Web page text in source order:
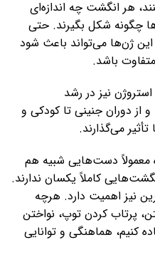
هر انگشت چه اندازه‌ای
چگونه شکل بگیرند. حتی
ژن‌ها می‌تواند باعث شود
باشد.
نیز در رشد
از دوران جنینی تا کودکی و
می‌گذارند.
معمولاً دست‌هایی شبیه هم
کاملاً یکسان ندارند.
نیز اهمیت دارد. هرچه
پرتاب کردن توپ، نواختن
کنیم، هماهنگی و توانایی